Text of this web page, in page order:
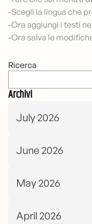
Ricerca
Archivi
July 2026
June 2026
May 2026
April 2026
-Scegli la lingua che
-Ora aggiungi i testi
-Ora salva le